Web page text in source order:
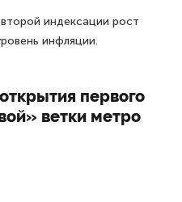
индексации рост
инфляции.
первого
ветки метро